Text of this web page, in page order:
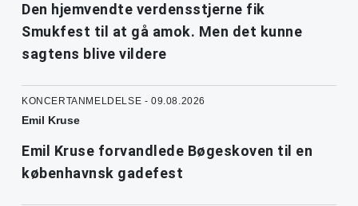
Den hjemvendte verdensstjerne fik
Smukfest til at gå amok. Men det kunne
sagtens blive vildere
KONCERTANMELDELSE - 09.08.2026
Emil Kruse
Emil Kruse forvandlede Bøgeskoven til en
københavnsk gadefest